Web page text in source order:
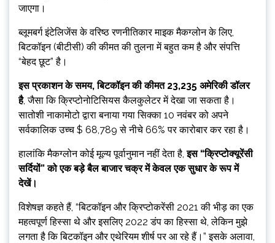
जाएगा।
ब्लूमबर्ग इंटेलिजेंस के वरिष्ठ रणनीतिकार माइक मैकग्लोन के लिए,
बिटकॉइन (बीटीसी) की कीमत की तुलना में बहुत कम है और संपत्ति
“बेहद छूट” है।
इस प्रकाशन के समय, बिटकॉइन की कीमत 23,235 अमेरिकी डॉलर
है, जैसा कि क्रिप्टोनोटिसियस कैलकुलेटर में देखा जा सकता है।
सातोशी नाकामोटो द्वारा बनाया गया सिक्का 10 नवंबर को अपने
सर्वकालिक उच्च $ 68,789 से नीचे 66% पर कारोबार कर रहा है।
हालांकि मैकग्लोन कोई मूल्य पूर्वानुमान नहीं देता है,इस “क्रिप्टोक्यूरेंसी
सर्दियों” को एक बड़े बैल बाजार चक्र में केवल एक सुधार के रूप में
देखें।
विशेषज्ञ कहते हैं, “बिटकॉइन और क्रिप्टोकरेंसी 2021 की भीड़ का एक
महत्वपूर्ण हिस्सा थे और इसलिए 2022 डंप का हिस्सा थे, लेकिन मुझे
लगता है कि बिटकॉइन और एथेरियम शीर्ष पर आ रहे हैं।” इसके अलावा,